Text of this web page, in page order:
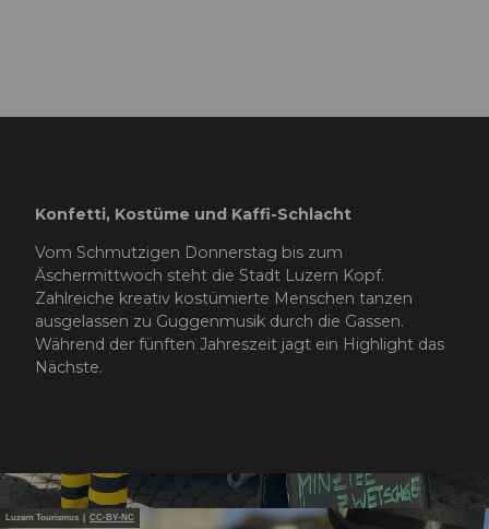
c
o
n
F
a
Konfetti, Kostüme und Kaffi-Schlacht
Vom Schmutzigen Donnerstag bis zum
Äschermittwoch steht die Stadt Luzern Kopf.
Zahlreiche kreativ kostümierte Menschen tanzen
ausgelassen zu Guggenmusik durch die Gassen.
Während der fünften Jahreszeit jagt ein Highlight das
Nächste.
Luzern Tourismus | CC-BY-NC